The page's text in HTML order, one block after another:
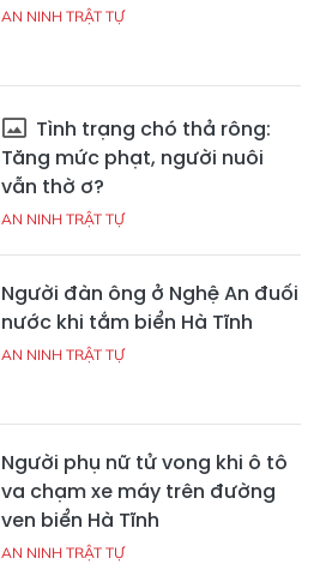
AN NINH TRẬT TỰ
Tình trạng chó thả rông:
Tăng mức phạt, người nuôi
vẫn thờ ơ?
AN NINH TRẬT TỰ
Người đàn ông ở Nghệ An đuối
nước khi tắm biển Hà Tĩnh
AN NINH TRẬT TỰ
Người phụ nữ tử vong khi ô tô
va chạm xe máy trên đường
ven biển Hà Tĩnh
AN NINH TRẬT TỰ